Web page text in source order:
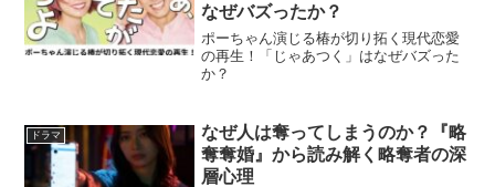
なぜバズったか？
ポーちゃん演じる椿が切り拓く現代恋愛
の再生！「じゃあつく」はなぜバズった
か？
ドラマ
なぜ人は奪ってしまうのか？『略
奪奪婚』から読み解く略奪者の深
層心理